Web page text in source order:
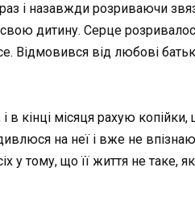
і назавжди розриваючи
дитину. Серце
Відмовився від любові
в кінці місяця рахую копійки,
на неї і вже не впізнаю
тому, що її життя не таке,